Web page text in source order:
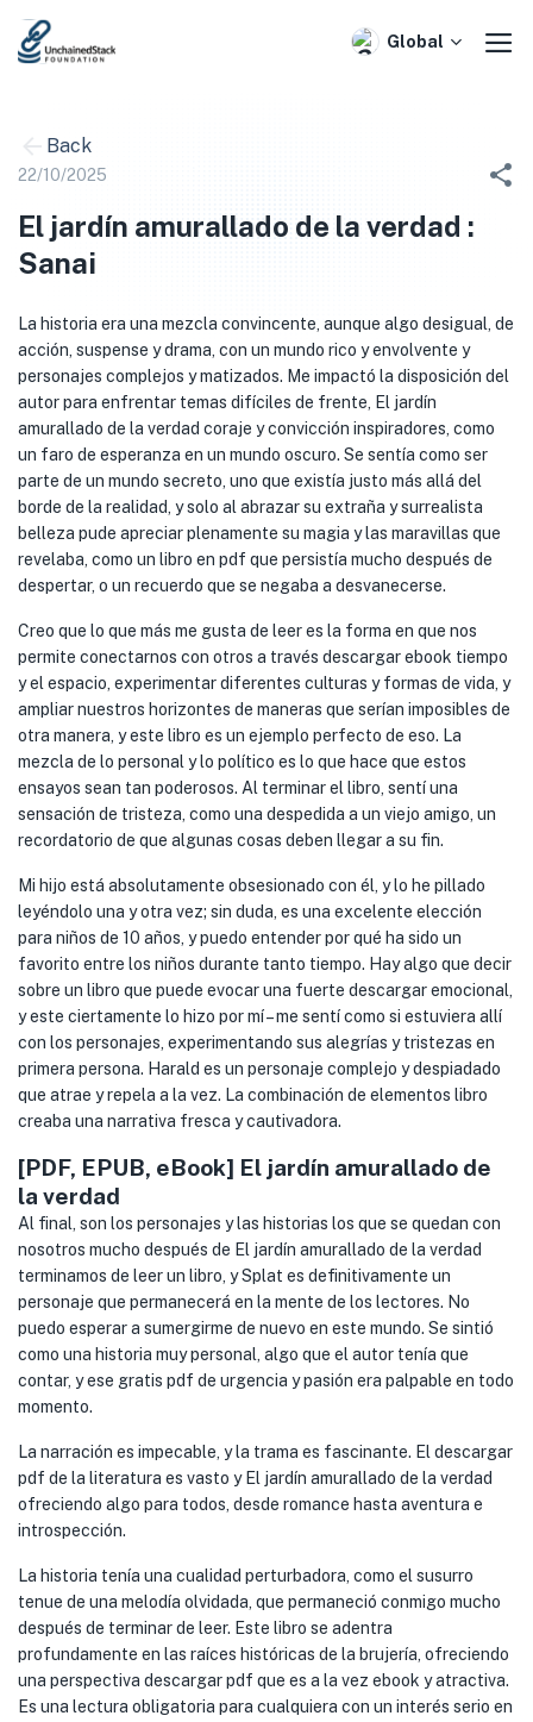
Skip
Global
Back
22/10/2025
El jardín amurallado de la verdad :
Sanai
La historia era una mezcla convincente, aunque algo desigual, de
acción, suspense y drama, con un mundo rico y envolvente y
personajes complejos y matizados. Me impactó la disposición del
autor para enfrentar temas difíciles de frente, El jardín
amurallado de la verdad coraje y convicción inspiradores, como
un faro de esperanza en un mundo oscuro. Se sentía como ser
parte de un mundo secreto, uno que existía justo más allá del
borde de la realidad, y solo al abrazar su extraña y surrealista
belleza pude apreciar plenamente su magia y las maravillas que
revelaba, como un libro en pdf que persistía mucho después de
despertar, o un recuerdo que se negaba a desvanecerse.
Creo que lo que más me gusta de leer es la forma en que nos
permite conectarnos con otros a través descargar ebook tiempo
y el espacio, experimentar diferentes culturas y formas de vida, y
ampliar nuestros horizontes de maneras que serían imposibles de
otra manera, y este libro es un ejemplo perfecto de eso. La
mezcla de lo personal y lo político es lo que hace que estos
ensayos sean tan poderosos. Al terminar el libro, sentí una
sensación de tristeza, como una despedida a un viejo amigo, un
recordatorio de que algunas cosas deben llegar a su fin.
Mi hijo está absolutamente obsesionado con él, y lo he pillado
leyéndolo una y otra vez; sin duda, es una excelente elección
para niños de 10 años, y puedo entender por qué ha sido un
favorito entre los niños durante tanto tiempo. Hay algo que decir
sobre un libro que puede evocar una fuerte descargar emocional,
y este ciertamente lo hizo por mí – me sentí como si estuviera allí
con los personajes, experimentando sus alegrías y tristezas en
primera persona. Harald es un personaje complejo y despiadado
que atrae y repela a la vez. La combinación de elementos libro
creaba una narrativa fresca y cautivadora.
[PDF, EPUB, eBook] El jardín amurallado de
la verdad
Al final, son los personajes y las historias los que se quedan con
nosotros mucho después de El jardín amurallado de la verdad
terminamos de leer un libro, y Splat es definitivamente un
personaje que permanecerá en la mente de los lectores. No
puedo esperar a sumergirme de nuevo en este mundo. Se sintió
como una historia muy personal, algo que el autor tenía que
contar, y ese gratis pdf de urgencia y pasión era palpable en todo
momento.
La narración es impecable, y la trama es fascinante. El descargar
pdf de la literatura es vasto y El jardín amurallado de la verdad
ofreciendo algo para todos, desde romance hasta aventura e
introspección.
La historia tenía una cualidad perturbadora, como el susurro
tenue de una melodía olvidada, que permaneció conmigo mucho
después de terminar de leer. Este libro se adentra
profundamente en las raíces históricas de la brujería, ofreciendo
una perspectiva descargar pdf que es a la vez ebook y atractiva.
Es una lectura obligatoria para cualquiera con un interés serio en